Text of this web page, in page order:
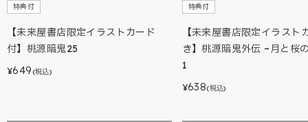
特典付
【未来屋書店限定イラストカード
付】桃源暗鬼25
¥649 (税込)
特典付
【未来屋書店限定イラスト
き】桃源暗鬼外伝 ~月と桜
1
¥638(税込)